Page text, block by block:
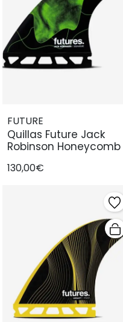
FUTURE
Quillas Future Jack
Robinson Honeycomb
130,00€